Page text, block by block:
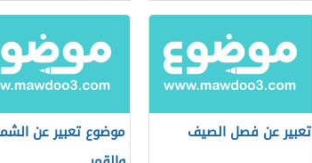
تعبير عن فصل الصيف
موضوع تعبير عن